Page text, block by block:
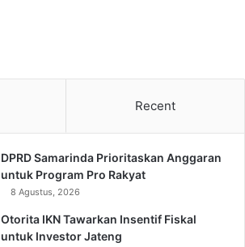
Recent
DPRD Samarinda Prioritaskan Anggaran
untuk Program Pro Rakyat
8 Agustus, 2026
Otorita IKN Tawarkan Insentif Fiskal
untuk Investor Jateng